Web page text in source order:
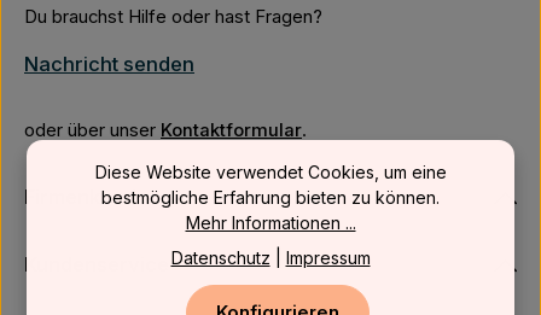
Du brauchst Hilfe oder hast Fragen?
Nachricht senden
oder über unser Kontaktformular.
Firmenkunden
Kundenservice
Diese Website verwendet Cookies, um eine
bestmögliche Erfahrung bieten zu können.
Mehr Informationen ...
Datenschutz
Impressum